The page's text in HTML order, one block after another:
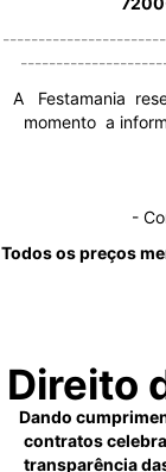
A Festamania
momento a
-
Todos os preços
Direito
Dando
contratos
transparência